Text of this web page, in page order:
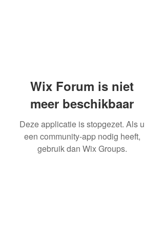
Wix Forum is niet
meer beschikbaar
Deze applicatie is stopgezet. Als u
een community-app nodig heeft,
gebruik dan Wix Groups.